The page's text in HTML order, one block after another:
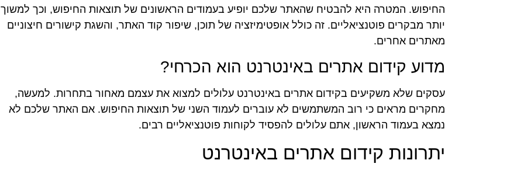
החיפוש. המטרה היא להבטיח שהאתר שלכם יופיע בעמודים הראשונים של תוצאות החיפוש, וכך למשוך
יותר מבקרים פוטנציאליים. זה כולל אופטימיזציה של תוכן, שיפור קוד האתר, והשגת קישורים חיצוניים
מאתרים אחרים.
מדוע קידום אתרים באינטרנט הוא הכרחי?
עסקים שלא משקיעים בקידום אתרים באינטרנט עלולים למצוא את עצמם מאחור בתחרות. למעשה,
מחקרים מראים כי רוב המשתמשים לא עוברים לעמוד השני של תוצאות החיפוש. אם האתר שלכם לא
נמצא בעמוד הראשון, אתם עלולים להפסיד לקוחות פוטנציאליים רבים.
יתרונות קידום אתרים באינטרנט